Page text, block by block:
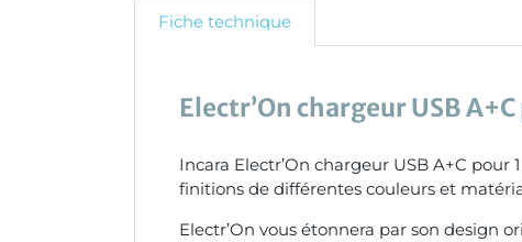
Fiche technique
Electr’On chargeur USB
Incara Electr’On chargeur USB A+C
finitions de différentes couleurs et
Electr’On vous étonnera par son design